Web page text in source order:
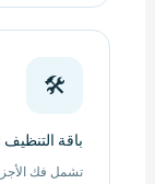
🛠️
باقة التنظيف
تشمل فك